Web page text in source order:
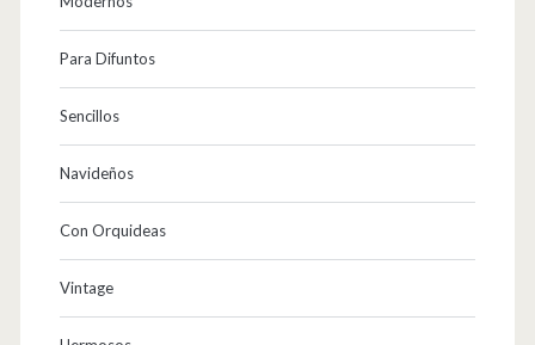
Para Difuntos
Sencillos
Navideños
Con Orquideas
Vintage